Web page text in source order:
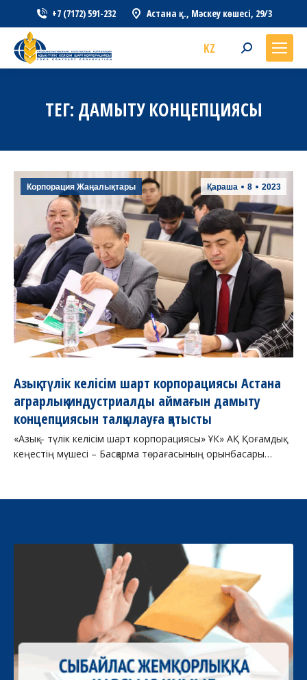
+7 (7172) 591-232 Астана қ., Мәскеу көшесі, 29/3
KZ Search:
ТЕГ: ДАМЫТУ КОНЦЕПЦИЯСЫ
Қараша 8 2023
Корпорация Жаңалықтары
Азық-түлік келісім шарт корпорациясы Астана
аграрлық-индустриалды аймағын дамыту
концепциясын талқылауға қатысты
«Азық – түлік келісім шарт корпорациясы» ҰК» АҚ Қоғамдық
кеңестің мүшесі – Басқарма төрағасының орынбасары…